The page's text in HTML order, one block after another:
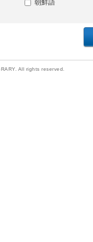
朝鮮語
All rights reserved.